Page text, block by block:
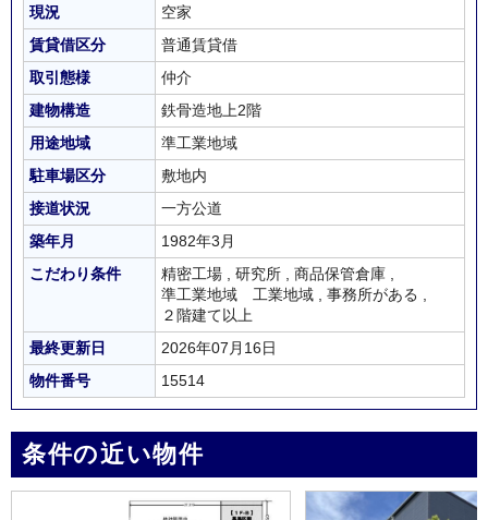
現況
空家
賃貸借区分
普通賃貸借
取引態様
仲介
建物構造
鉄骨造地上2階
用途地域
準工業地域
駐車場区分
敷地内
接道状況
一方公道
築年月
1982年3月
こだわり条件
精密工場 研究所 商品保管倉庫
準工業地域 工業地域
事務所がある
２階建て以上
最終更新日
2026年07月16日
物件番号
15514
条件の近い物件